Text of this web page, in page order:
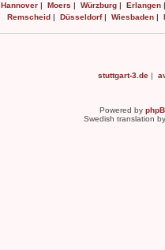
Hannover | Moers | Würzburg | Erlangen
Remscheid| Düsseldorf| Wiesbaden|
stuttgart-3.de |
Powered by
Swedish translation